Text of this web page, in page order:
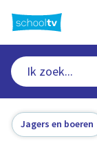
naar
hoofdinhoud
Jagers en boeren